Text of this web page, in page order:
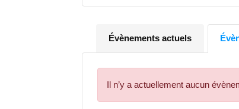
Évènements actuels
Il n’y a actuellement aucun